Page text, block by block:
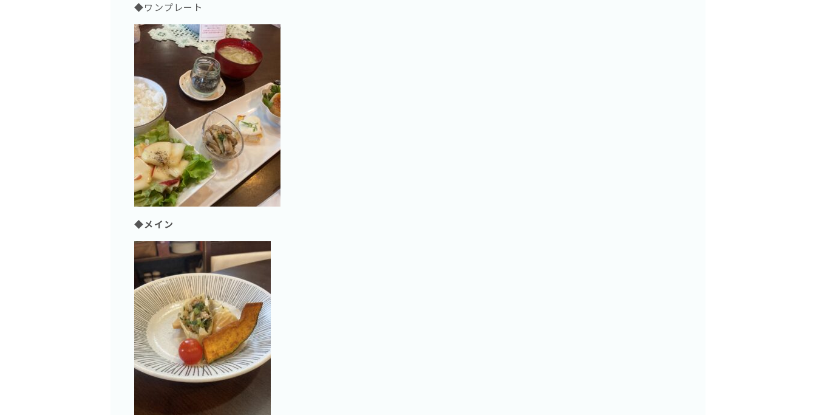
◆ワンプレート
◆メイン